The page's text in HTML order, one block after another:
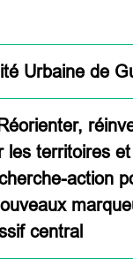
Urbaine de
les territoires
action
central